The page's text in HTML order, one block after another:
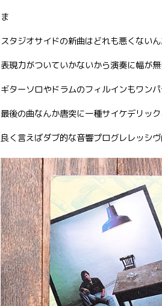
ま
スタジオサイドの新曲はどれも悪くない
表現力がついていかないから演奏に幅が
ギターソロやドラムのフィルインもワン
最後の曲なんか唐突に一種サイケデリッ
良く言えばダブ的な音響プログレレッシ